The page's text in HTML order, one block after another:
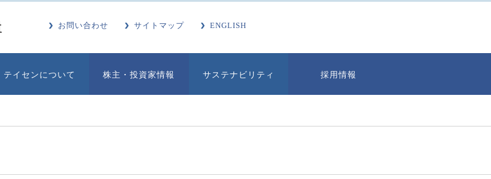
お問い合わせ サイトマップ ENGLISH
テイセンについて 株主・投資家情報 サステナビリティ 採用情報